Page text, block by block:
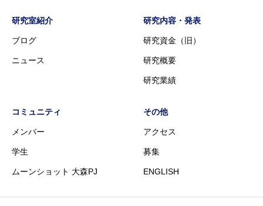
研究室紹介
ブログ
ニュース
研究内容・発表
研究資金（旧）
研究概要
研究業績
コミュニティ
メンバー
学生
ムーンショット 大森PJ
その他
アクセス
募集
ENGLISH